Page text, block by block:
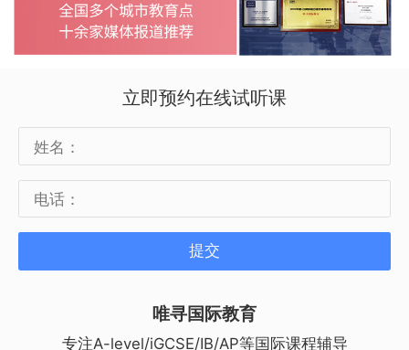
立即预约在线试听课
提交
唯寻国际教育
专注A-level/iGCSE/IB/AP等国际课程辅导